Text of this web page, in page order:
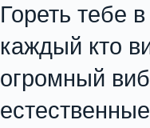
Гореть тебе
каждый кто
огромный